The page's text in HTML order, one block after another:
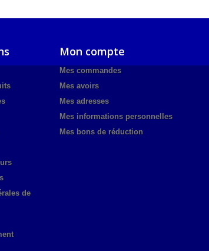
de
Mon compte
Mes commandes
Mes avoirs
Mes adresses
Mes informations personnelles
Mes bons de réduction